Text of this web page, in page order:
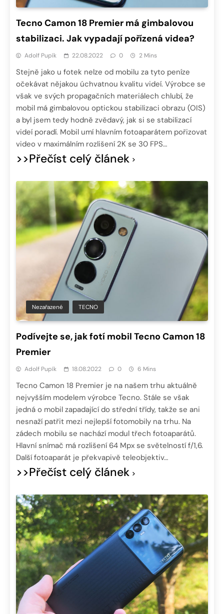
Tecno Camon 18 Premier má gimbalovou
stabilizaci. Jak vypadají pořízená videa?
Adolf Pupík 22.08.2022 0 2 Mins
Stejně jako u fotek nelze od mobilu za tyto peníze
očekávat nějakou úchvatnou kvalitu videí. Výrobce se
však ve svých propagačních materiálech chlubí, že
mobil má gimbalovou optickou stabilizaci obrazu (OIS)
a byl jsem tedy hodně zvědavý, jak si se stabilizací
videí poradí. Mobil umí hlavním fotoaparátem pořizovat
video v maximálním rozlišení 2K se 30 FPS…
>>Přečíst celý článek
Nezařazené TECNO
Podívejte se, jak fotí mobil Tecno Camon 18
Premier
Adolf Pupík 18.08.2022 0 6 Mins
Tecno Camon 18 Premier je na našem trhu aktuálně
nejvyšším modelem výrobce Tecno. Stále se však
jedná o mobil zapadající do střední třídy, takže se ani
nesnaží patřit mezi nejlepší fotomobily na trhu. Na
zádech mobilu se nachází modul třech fotoaparátů.
Hlavní snímač má rozlišení 64 Mpx se světelností f/1,6.
Další fotoaparát je překvapivě teleobjektiv…
>>Přečíst celý článek